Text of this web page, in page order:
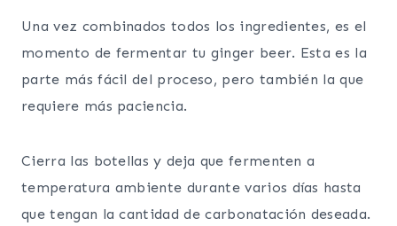
Una vez combinados todos los ingredientes, es el
momento de fermentar tu ginger beer. Esta es la
parte más fácil del proceso, pero también la que
requiere más paciencia.
Cierra las botellas y deja que fermenten a
temperatura ambiente durante varios días hasta
que tengan la cantidad de carbonatación deseada.